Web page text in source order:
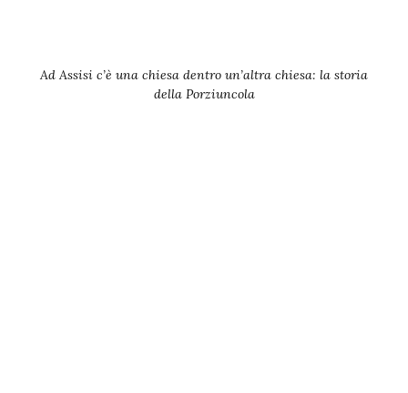
Ad Assisi c’è una chiesa dentro un’altra chiesa: la storia
della Porziuncola